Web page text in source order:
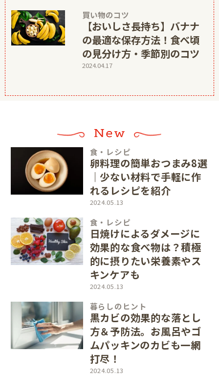
買い物のコツ
【おいしさ長持ち】バナナ
の最適な保存方法！食べ頃
の見分け方・季節別のコツ
2024.04.17
食・レシピ
卵料理の簡単おつまみ8選
｜少ない材料で手軽に作
れるレシピを紹介
2024.05.13
食・レシピ
日焼けによるダメージに
効果的な食べ物は？積極
的に摂りたい栄養素やス
キンケアも
2024.05.13
暮らしのヒント
黒カビの効果的な落とし
方＆予防法。お風呂やゴ
ムパッキンのカビも一網
打尽！
2024.05.13